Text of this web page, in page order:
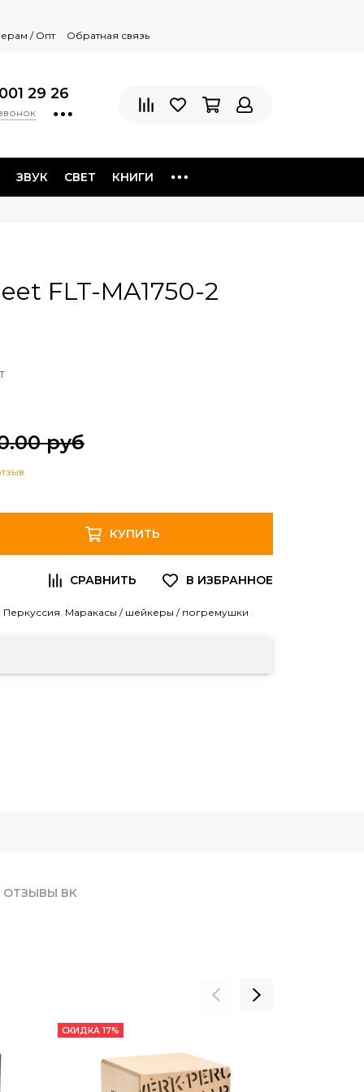
/ Опт Обратная связь
29 26
ЗВУК СВЕТ КНИГИ
FLT-MA1750-2
руб
КУПИТЬ
Перкуссия, Маракасы / шейкеры / погремушки
ОТЗЫВЫ ВК
СКИДКА 17%